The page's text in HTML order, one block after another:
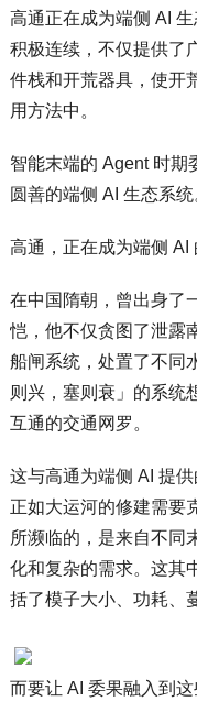
高通正在成为端侧 AI
积极连续，不仅提供了
件栈和开荒器具，使开
用方法中。
智能末端的 Agent 时期
圆善的端侧 AI 生态系统
高通，正在成为端侧 AI
在中国隋朝，曾出身了
恺，他不仅贪图了泄露
船闸系统，处置了不同
则兴，塞则衰」的系统
互通的交通网罗。
这与高通为端侧 AI 提
正如大运河的修建需要
所濒临的，是来自不同
化和复杂的需求。这其
括了模子大小、功耗、
而要让 AI 委果融入到